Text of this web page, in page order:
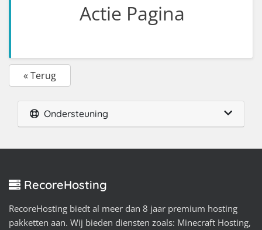
Actie Pagina
« Terug
Ondersteuning
RecoreHosting
RecoreHosting biedt al meer dan 8 jaar premium hosting
pakketten aan. Wij bieden diensten zoals: Minecraft Hosting,